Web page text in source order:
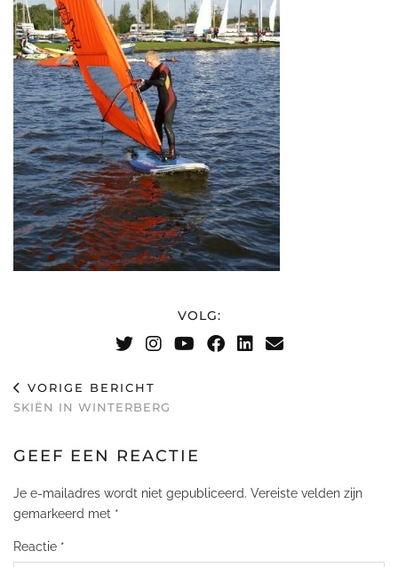
VOLG:
VORIGE BERICHT
SKIËN IN WINTERBERG
GEEF EEN REACTIE
Je e-mailadres wordt niet gepubliceerd. Vereiste velden zijn
gemarkeerd met *
Reactie *